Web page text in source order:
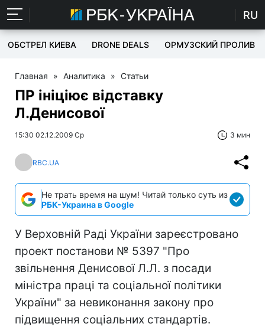
RU
ОБСТРЕЛ КИЕВА DRONE DEALS ОРМУЗСКИЙ ПРОЛИВ
Главная » Аналитика » Статьи
ПР ініціює відставку
Л.Денисової
15:30 02.12.2009 Ср 3 мин
RBC.UA
Не трать время на шум! Читай только суть из
РБК-Украина в Google
У Верховній Раді України зареєстровано
проект постанови № 5397 "Про
звільнення Денисової Л.Л. з посади
міністра праці та соціальної політики
України" за невиконання закону про
підвищення соціальних стандартів.